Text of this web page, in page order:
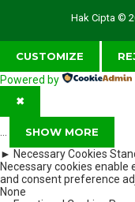
Hak Cipta ©
CUSTOMIZE
Powered by
✖
SHOW MORE
► Necessary Cookies
Necessary cookies enable
and consent preference
None